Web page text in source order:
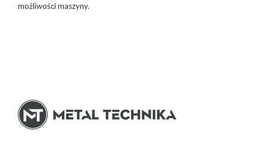
możliwości maszyny.